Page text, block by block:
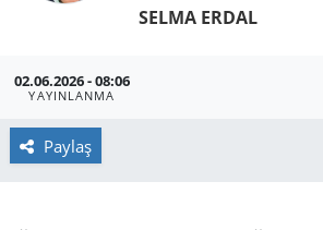
SELMA ERDAL
02.06.2026 - 08:06
YAYINLANMA
Paylaş
EĞİTİM
EKONOMİ
Süper Lig Puan Durumu ve
Tüm Manşetler
Son Dakika Haberleri